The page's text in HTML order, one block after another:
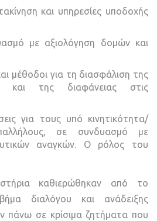
και υπηρεσίες υποδοχής
με αξιολόγηση δομών και
μέθοδοι για τη διασφάλιση της
και της διαφάνειας στις
για τους υπό κινητικότητα/
σε συνδυασμό με
αναγκών. Ο ρόλος του
καθιερώθηκαν από το
διαλόγου και ανάδειξης
πάνω σε κρίσιμα ζητήματα που